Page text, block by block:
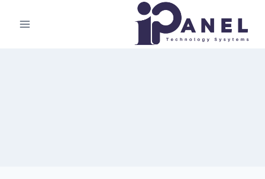
المحتوى